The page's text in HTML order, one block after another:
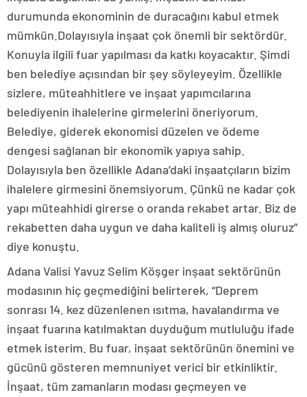
durumunda ekonominin de duracağını kabul etmek
mümkün.Dolayısıyla inşaat çok önemli bir sektördür.
Konuyla ilgili fuar yapılması da katkı koyacaktır. Şimdi
ben belediye açısından bir şey söyleyeyim. Özellikle
sizlere, müteahhitlere ve inşaat yapımcılarına
belediyenin ihalelerine girmelerini öneriyorum.
Belediye, giderek ekonomisi düzelen ve ödeme
dengesi sağlanan bir ekonomik yapıya sahip.
Dolayısıyla ben özellikle Adana’daki inşaatçıların bizim
ihalelere girmesini önemsiyorum. Çünkü ne kadar çok
yapı müteahhidi girerse o oranda rekabet artar. Biz de
rekabetten daha uygun ve daha kaliteli iş almış oluruz”
diye konuştu.
Adana Valisi Yavuz Selim Köşger inşaat sektörünün
modasının hiç geçmediğini belirterek, “Deprem
sonrası 14. kez düzenlenen ısıtma, havalandırma ve
inşaat fuarına katılmaktan duyduğum mutluluğu ifade
etmek isterim. Bu fuar, inşaat sektörünün önemini ve
gücünü gösteren memnuniyet verici bir etkinliktir.
İnşaat, tüm zamanların modası geçmeyen ve